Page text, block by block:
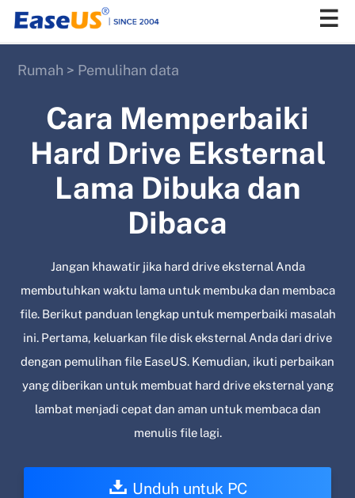
Rumah > Pemulihan data
Cara Memperbaiki
Hard Drive Eksternal
Lama Dibuka dan
Dibaca
Jangan khawatir jika hard drive eksternal Anda
membutuhkan waktu lama untuk membuka dan membaca
file. Berikut panduan lengkap untuk memperbaiki masalah
ini. Pertama, keluarkan file disk eksternal Anda dari drive
dengan pemulihan file EaseUS. Kemudian, ikuti perbaikan
yang diberikan untuk membuat hard drive eksternal yang
lambat menjadi cepat dan aman untuk membaca dan
menulis file lagi.
Unduh untuk PC